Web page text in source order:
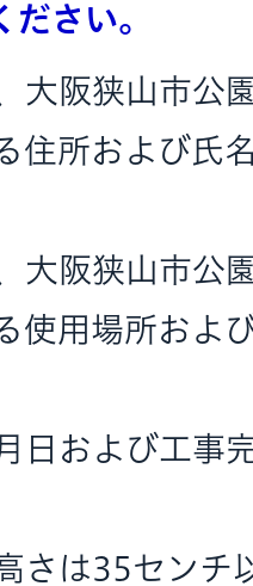
ださい。
大阪狭山市公
住所および氏
大阪狭山市公
使用場所およ
日および工事
さは35センチ